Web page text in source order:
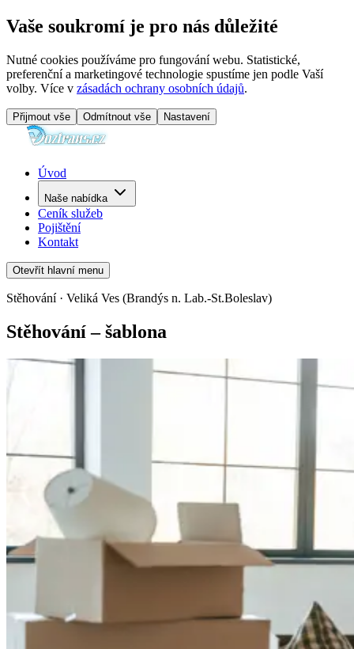
Vaše soukromí je pro nás důležité
Nutné cookies používáme pro fungování webu. Statistické,
preferenční a marketingové technologie spustíme jen podle Vaší
volby. Více v zásadách ochrany osobních údajů.
Přijmout vše Odmítnout vše Nastavení
Úvod
Naše nabídka
Ceník služeb
Pojištění
Kontakt
Otevřít hlavní menu
Stěhování · Veliká Ves (Brandýs n. Lab.-St.Boleslav)
Stěhování – šablona